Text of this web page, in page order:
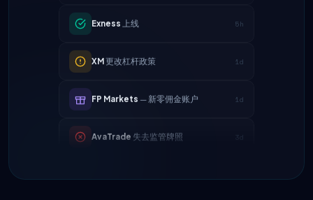
IC Markets降低EUR/USD点差 → 0.1